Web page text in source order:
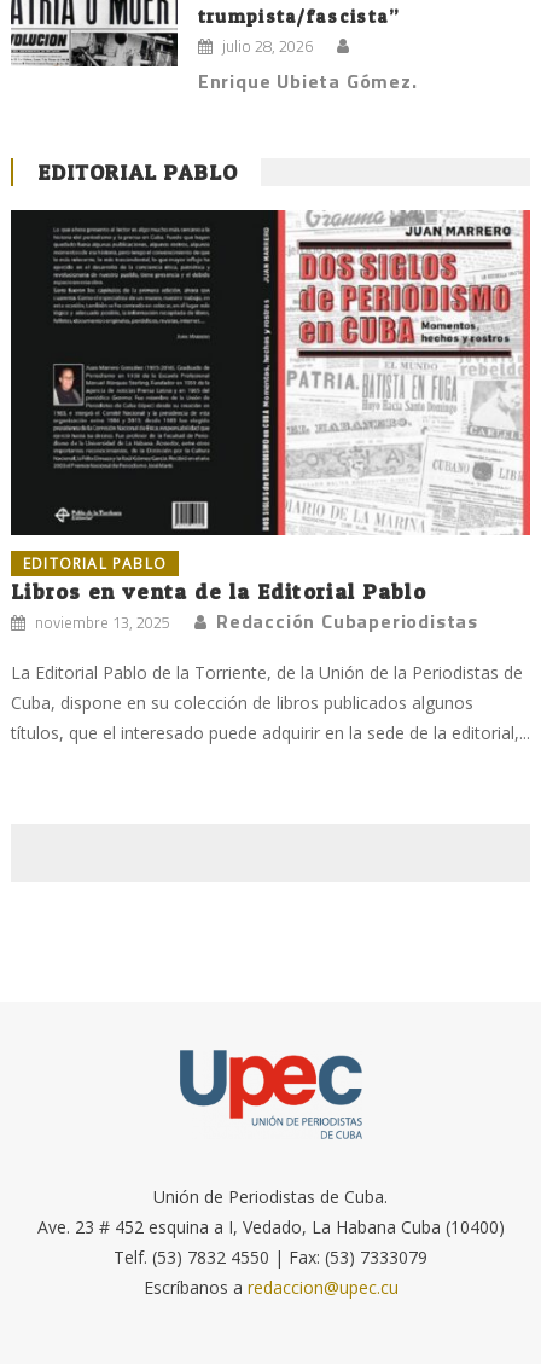
trumpista/fascista”
julio 28, 2026
Enrique Ubieta Gómez.
EDITORIAL PABLO
EDITORIAL PABLO
Libros en venta de la Editorial Pablo
noviembre 13, 2025 Redacción Cubaperiodistas
La Editorial Pablo de la Torriente, de la Unión de la Periodistas de
Cuba, dispone en su colección de libros publicados algunos
títulos, que el interesado puede adquirir en la sede de la editorial,...
Unión de Periodistas de Cuba.
Ave. 23 # 452 esquina a I, Vedado, La Habana Cuba (10400)
Telf. (53) 7832 4550 | Fax: (53) 7333079
Escríbanos a redaccion@upec.cu